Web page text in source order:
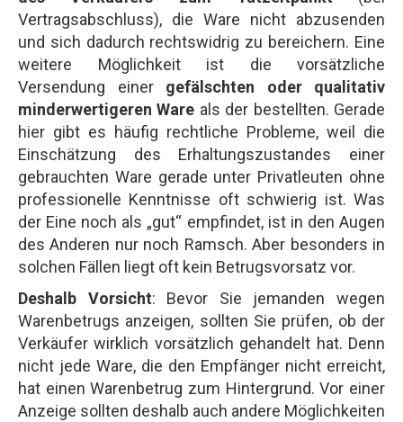
Vertragsabschluss), die Ware nicht abzusenden
und sich dadurch rechtswidrig zu bereichern. Eine
weitere Möglichkeit ist die vorsätzliche
Versendung einer gefälschten oder qualitativ
minderwertigeren Ware als der bestellten. Gerade
hier gibt es häufig rechtliche Probleme, weil die
Einschätzung des Erhaltungszustandes einer
gebrauchten Ware gerade unter Privatleuten ohne
professionelle Kenntnisse oft schwierig ist. Was
der Eine noch als „gut“ empfindet, ist in den Augen
des Anderen nur noch Ramsch. Aber besonders in
solchen Fällen liegt oft kein Betrugsvorsatz vor.
Deshalb Vorsicht: Bevor Sie jemanden wegen
Warenbetrugs anzeigen, sollten Sie prüfen, ob der
Verkäufer wirklich vorsätzlich gehandelt hat. Denn
nicht jede Ware, die den Empfänger nicht erreicht,
hat einen Warenbetrug zum Hintergrund. Vor einer
Anzeige sollten deshalb auch andere Möglichkeiten